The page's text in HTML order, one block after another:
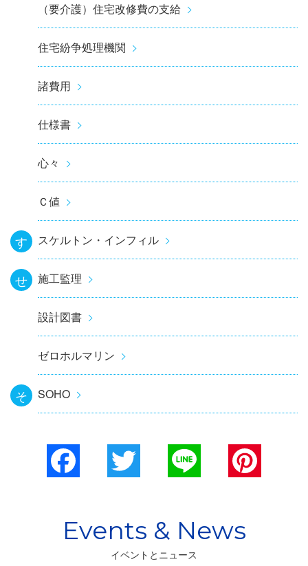
（要介護）住宅改修費の支給
住宅紛争処理機関
諸費用
仕様書
心々
Ｃ値
す スケルトン・インフィル
せ 施工監理
設計図書
ゼロホルマリン
そ SOHO
Facebook
イベントとニュース